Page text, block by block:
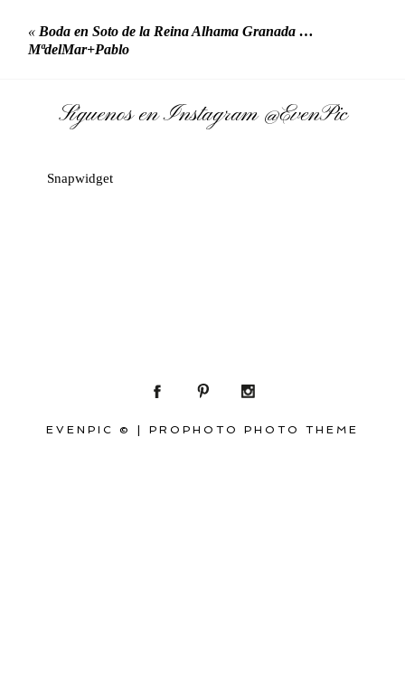
« Boda en Soto de la Reina Alhama Granada …
MªdelMar+Pablo
Síguenos en Instagram@EvenPic
Snapwidget
EVENPIC © PROPHOTO PHOTO THEME